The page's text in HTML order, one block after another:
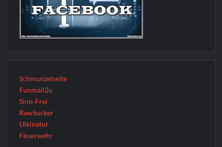
Schmunzelseite
Funmail2u
Sinn-Frei
RawSucker
Ulkinator
Feuerwehr